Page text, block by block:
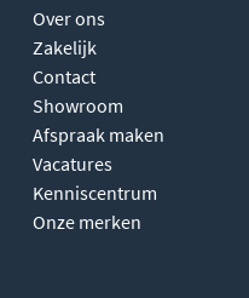
Over ons
Zakelijk
Contact
Showroom
Afspraak maken
Vacatures
Kenniscentrum
Onze merken